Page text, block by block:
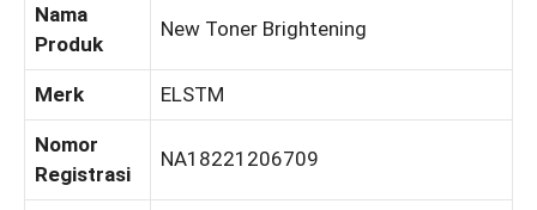
Nama
Produk
New Toner Brightening
Merk ELSTM
Nomor
Registrasi
NA18221206709